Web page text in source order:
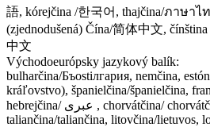
語, kórejčina /한국어, thajčina/ภาษาไ
(zjednodušená) Čína/简体中文,
中文
Východoeurópsky jazykový balík:
bulharčina/Бъostiлгария, nemčina,
kráľovstvo), španielčina/španielčina,
hebrejčina/ عبری , chorvátčina/ chorvátčina, maďarčina/maďarčina,
taliančina/taliančina, litovčina/lietuvos,